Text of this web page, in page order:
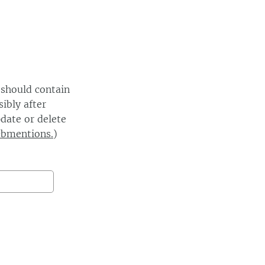
contain
after
or delete
)